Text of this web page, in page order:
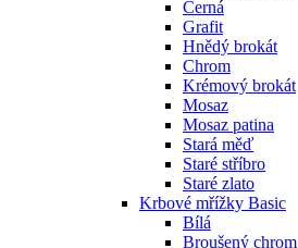
Černá
Grafit
Hnědý brokát
Chrom
Krémový brokát
Mosaz
Mosaz patina
Stará měď
Staré stříbro
Staré zlato
Krbové mřížky Basic
Bílá
Broušený chrom